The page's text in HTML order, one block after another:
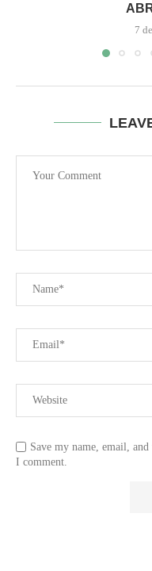
7
Save my name, email,
I comment.